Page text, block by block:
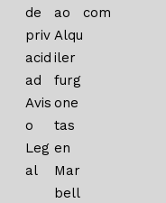
de
priv
acid
ad
Avis
o
Leg
al
ao
Alqu
iler
furg
one
tas
en
Mar
bell
com